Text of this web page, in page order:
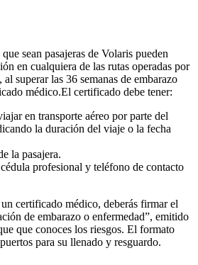
sean pasajeras de Volaris pueden
en cualquiera de las rutas operadas por
superar las 36 semanas de embarazo
médico.El certificado debe tener:
en transporte aéreo por parte del
la duración del viaje o la fecha
la pasajera.
profesional y teléfono de contacto
certificado médico, deberás firmar el
de embarazo o enfermedad”, emitido
que conoces los riesgos. El formato
para su llenado y resguardo.